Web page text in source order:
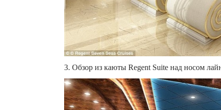
3. Обзор из каюты Regent Suite над носом